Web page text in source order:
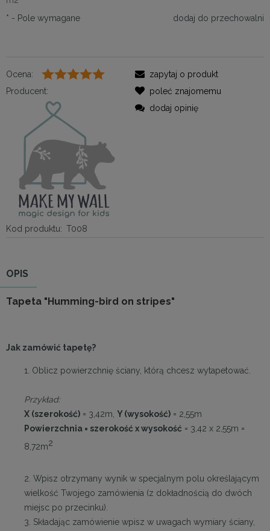
dodaj do przechowalni
* - Pole wymagane
Ocena:
Producent:
Kod produktu: T008
zapytaj o produkt
poleć znajomemu
dodaj opinię
OPIS
Tapeta "Humming-bird on stripes"
Jak zamówić tapetę?
1. Oblicz powierzchnię ściany, którą chcesz wytapetować.
Przykład:
X (szerokość) = 3,42m, Y (wysokość) = 2,55m
Powierzchnia = szerokość x wysokość = 3,42 x 2,55m =
8,72m2
2. Wpisz otrzymany wynik w specjalnym polu określającym
wielkość Twojego zamówienia (z dokładnością do dwóch
miejsc po przecinku).
3. Składając zamówienie wpisz w uwagach wymiary ściany,